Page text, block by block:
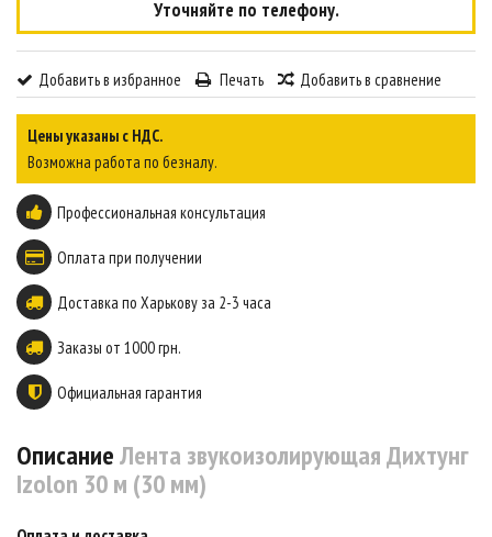
Уточняйте по телефону.
Добавить в избранное Печать Добавить в сравнение
Цены указаны с НДС.
Возможна работа по безналу.
Профессиональная консультация
Оплата при получении
Доставка по Харькову за 2-3 часа
Заказы от 1000 грн.
Официальная гарантия
ОписаниеЛента звукоизолирующая Дихтунг
Izolon 30 м (30 мм)